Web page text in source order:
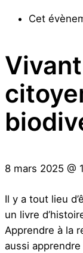
Cet
8 mars 2025 @
Il y a tout lieu
un livre
Apprendre à la
aussi apprendre